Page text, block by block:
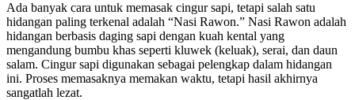
Ada banyak cara untuk memasak cingur sapi, tetapi salah satu
hidangan paling terkenal adalah “Nasi Rawon.” Nasi Rawon adalah
hidangan berbasis daging sapi dengan kuah kental yang
mengandung bumbu khas seperti kluwek (keluak), serai, dan daun
salam. Cingur sapi digunakan sebagai pelengkap dalam hidangan
ini. Proses memasaknya memakan waktu, tetapi hasil akhirnya
sangatlah lezat.